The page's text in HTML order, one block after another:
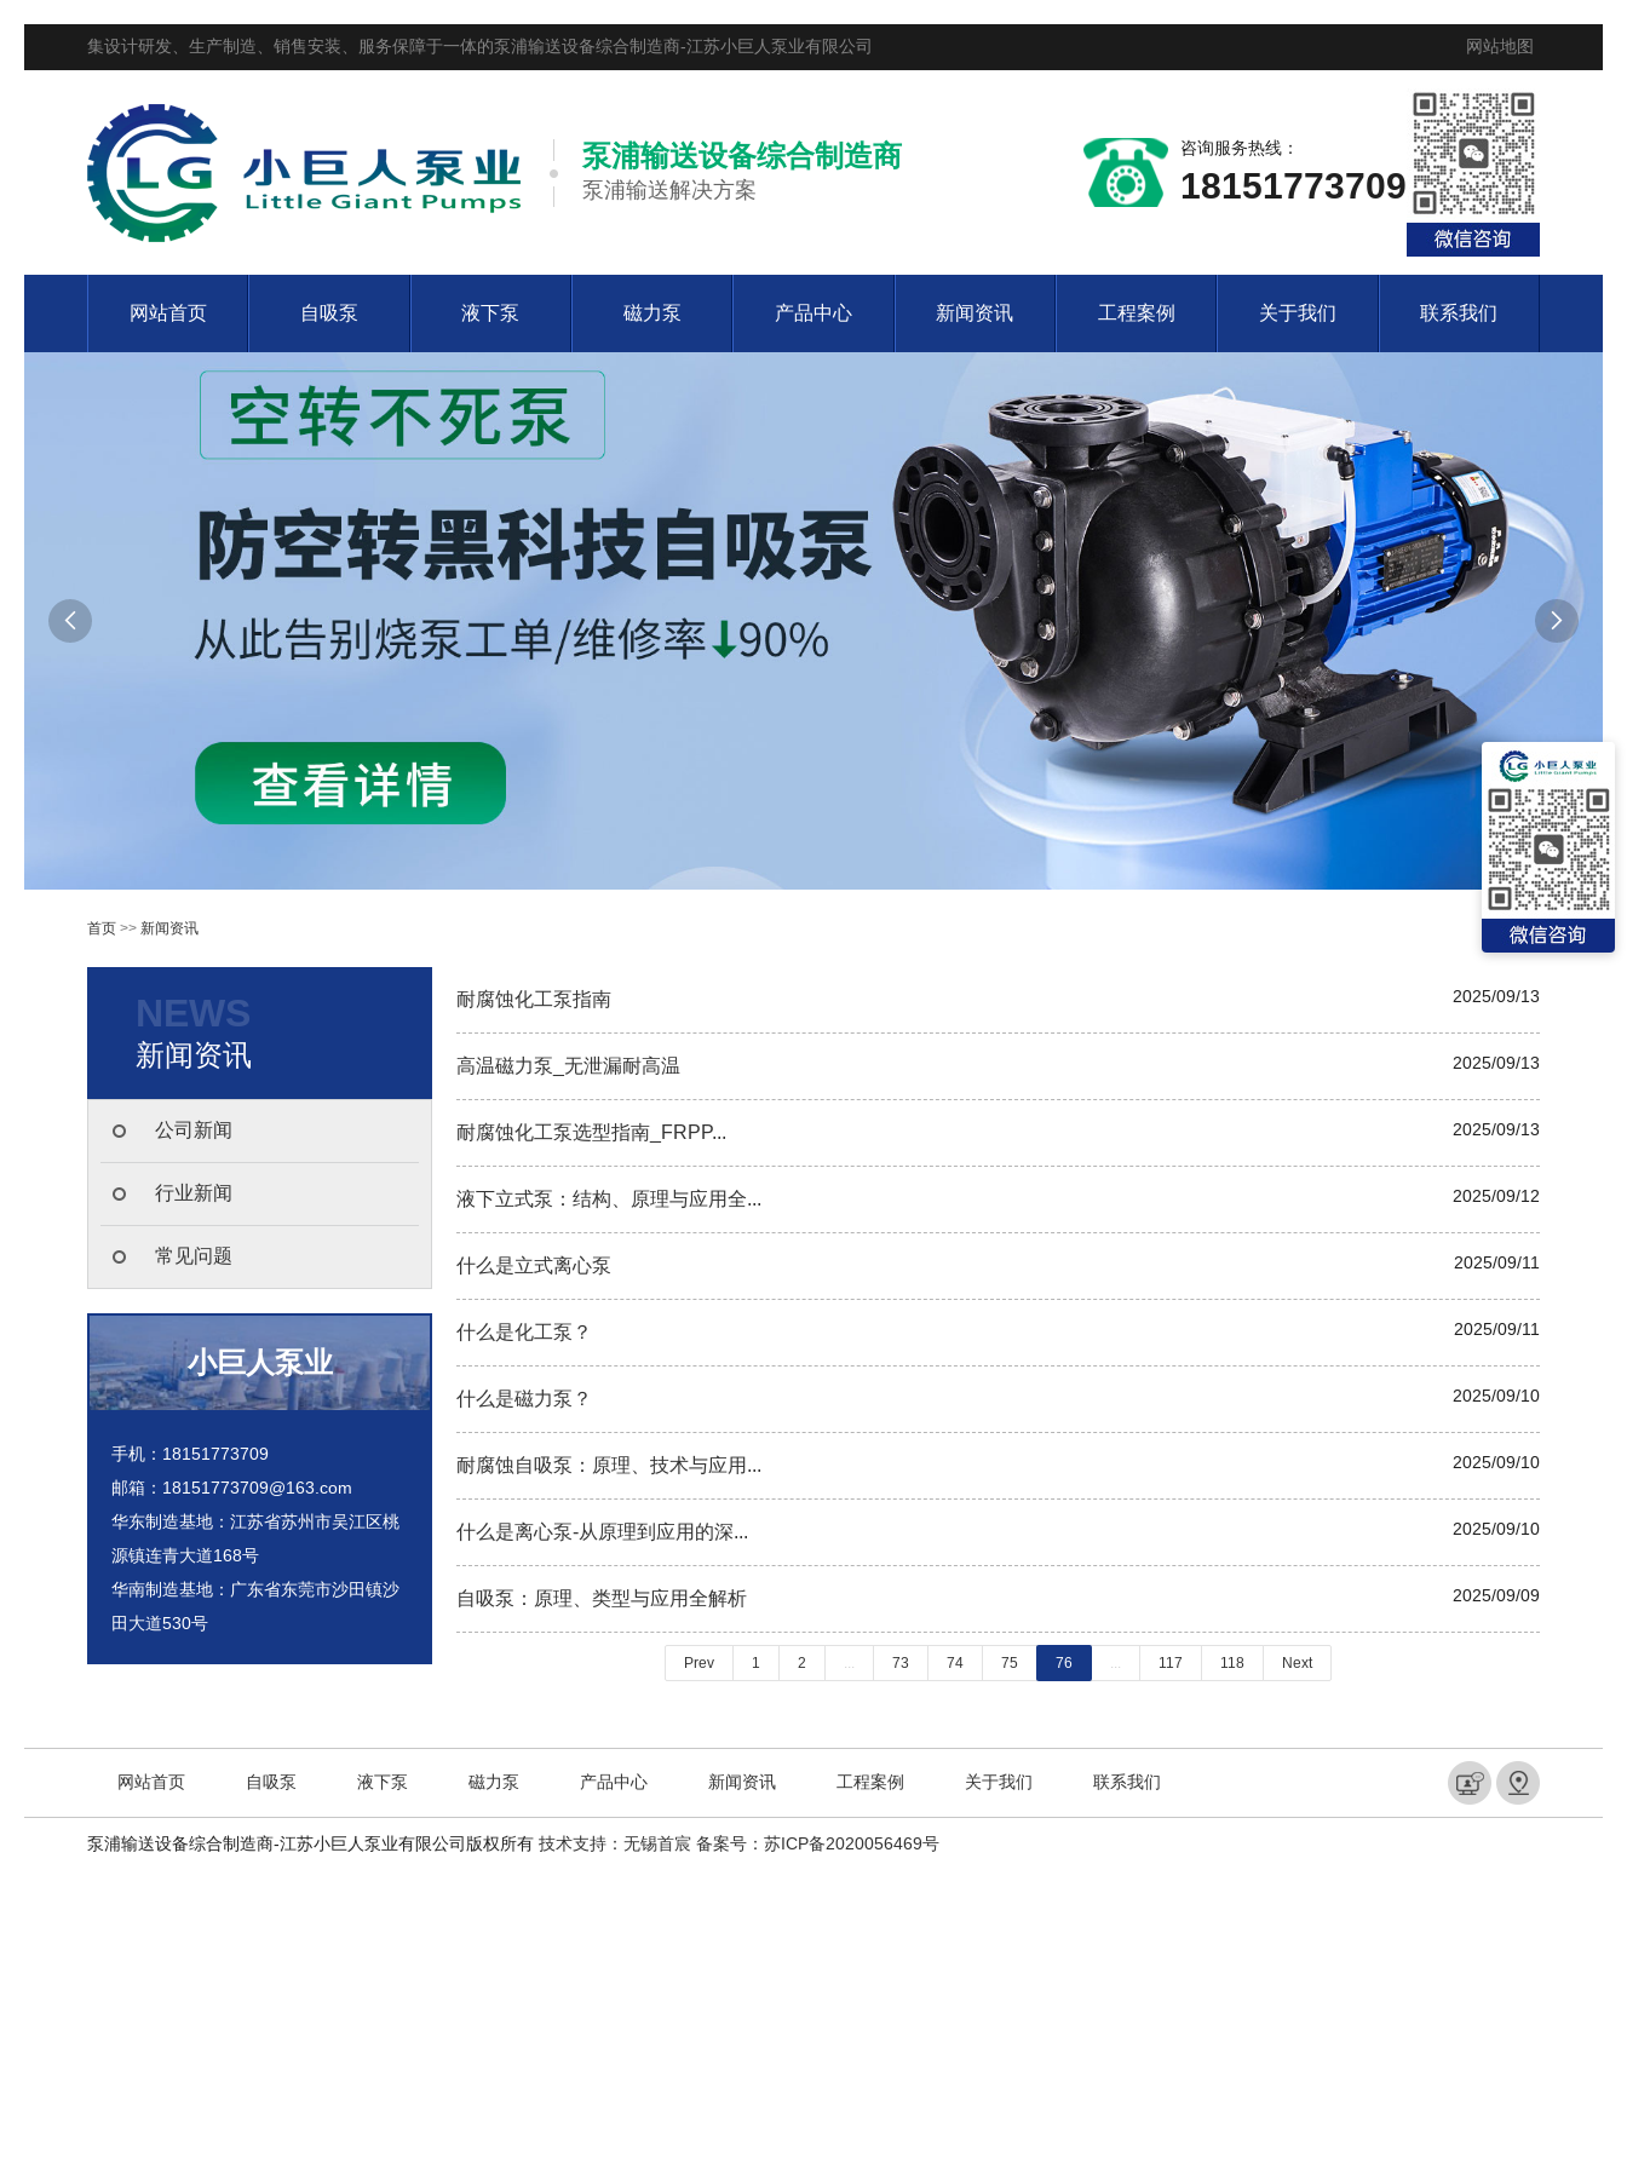
集设计研发、生产制造、销售安装、服务保障于一体的泵浦输送设备综合制造商-江苏小巨人泵业有限公司 网站地图
泵浦输送设备综合制造商
泵浦输送解决方案
咨询服务热线：
18151773709
网站首页 自吸泵 液下泵 磁力泵 产品中心 新闻资讯 工程案例 关于我们 联系我们
 
首页 >> 新闻资讯
NEWS
新闻资讯
公司新闻
行业新闻
常见问题
小巨人泵业
手机：18151773709
邮箱：18151773709@163.com
华东制造基地：江苏省苏州市吴江区桃
源镇连青大道168号
华南制造基地：广东省东莞市沙田镇沙
田大道530号
耐腐蚀化工泵指南 2025/09/13
高温磁力泵_无泄漏耐高温 2025/09/13
耐腐蚀化工泵选型指南_FRPP... 2025/09/13
液下立式泵：结构、原理与应用全... 2025/09/12
什么是立式离心泵 2025/09/11
什么是化工泵？ 2025/09/11
什么是磁力泵？ 2025/09/10
耐腐蚀自吸泵：原理、技术与应用... 2025/09/10
什么是离心泵-从原理到应用的深... 2025/09/10
自吸泵：原理、类型与应用全解析 2025/09/09
Prev 1 2 73 74 75 76 117 118 Next
网站首页 自吸泵 液下泵 磁力泵 产品中心 新闻资讯 工程案例 关于我们 联系我们
泵浦输送设备综合制造商-江苏小巨人泵业有限公司版权所有 技术支持：无锡首宸 备案号：苏ICP备2020056469号